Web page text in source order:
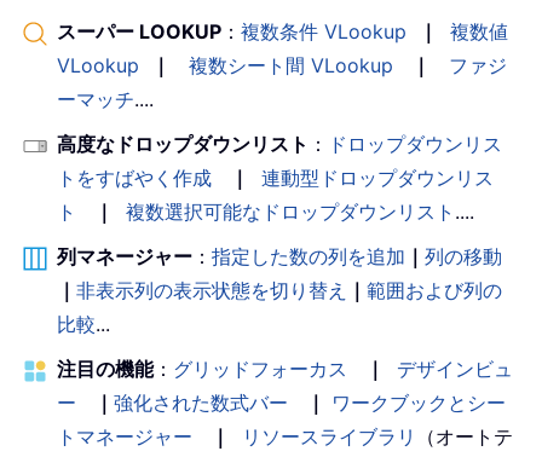
スーパー LOOKUP ： 複数条件 VLookup ｜
複数値
VLookup
｜ 複数シート間 VLookup ｜
ファジ
ーマッチ....
高度なドロップダウンリスト ： ドロップダウンリス
トをすばやく作成
｜
連動型ドロップダウンリス
ト
｜ 複数選択可能なドロップダウンリスト ....
列マネージャー ： 指定した数の列を追加 ｜ 列の移動
｜ 非表示列の表示状態を切り替え ｜ 範囲および列の
比較...
注目の機能： グリッドフォーカス ｜
デザインビュ
ー
｜ 強化された数式バー ｜
ワークブックとシー
トマネージャー
｜ リソースライブラリ
（オートテ